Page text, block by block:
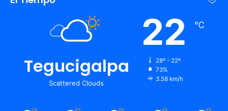
Tegucigalpa
Scattered Clouds
22 ℃
28º - 22º
73%
3.58 km/h